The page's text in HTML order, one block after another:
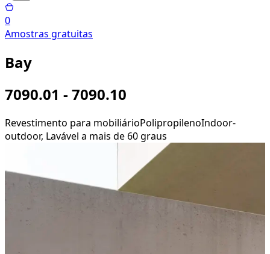
0
Amostras gratuitas
Bay
7090.01 - 7090.10
Revestimento para mobiliárioPolipropilenoIndoor-
outdoor, Lavável a mais de 60 graus